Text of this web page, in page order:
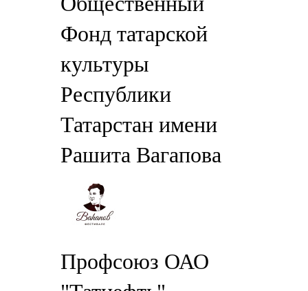
Фонд татарской
культуры
Республики
Татарстан имени
Рашита Вагапова
Профсоюз ОАО